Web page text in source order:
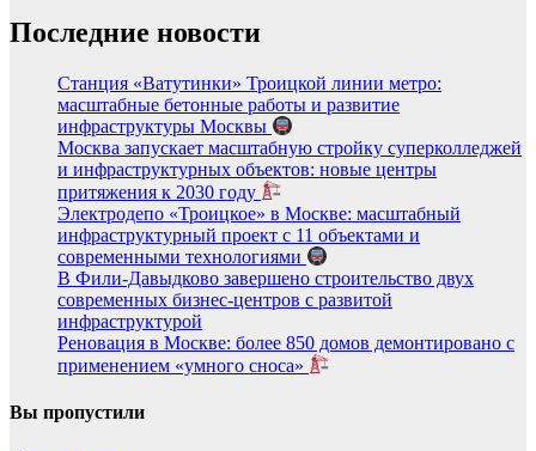
Последние новости
Станция «Ватутинки» Троицкой линии метро:
масштабные бетонные работы и развитие
инфраструктуры Москвы
Москва запускает масштабную стройку суперколледжей
и инфраструктурных объектов: новые центры
притяжения к 2030 году
Электродепо «Троицкое» в Москве: масштабный
инфраструктурный проект с 11 объектами и
современными технологиями
В Фили-Давыдково завершено строительство двух
современных бизнес-центров с развитой
инфраструктурой
Реновация в Москве: более 850 домов демонтировано с
применением «умного сноса»
Вы пропустили